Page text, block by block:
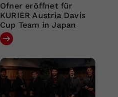
Ofner eröffnet für
KURIER Austria Davis
Cup Team in Japan